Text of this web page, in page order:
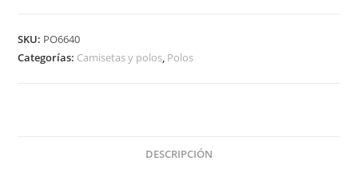
SKU: PO6640
Categorías: Camisetas y polos, Polos
DESCRIPCIÓN